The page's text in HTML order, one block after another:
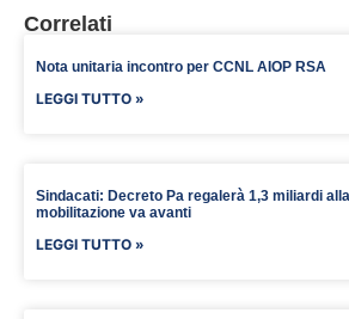
Correlati
Nota unitaria incontro per CCNL AIOP RSA
LEGGI TUTTO »
Sindacati: Decreto Pa regalerà 1,3 miliardi
mobilitazione va avanti
LEGGI TUTTO »